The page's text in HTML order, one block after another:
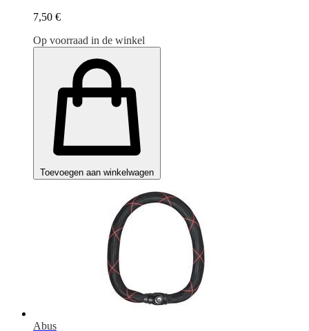
7,50 €
Op voorraad in de winkel
Toevoegen aan winkelwagen
Abus